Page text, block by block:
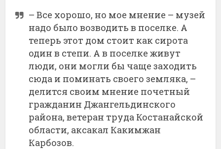
– Все хорошо, но мое мнение – музей
надо было возводить в поселке. А
теперь этот дом стоит как сирота
один в степи. А в поселке живут
люди, они могли бы чаще заходить
сюда и поминать своего земляка, –
делится своим мнение почетный
гражданин Джангельдинского
района, ветеран труда Костанайской
области, аксакал Какимжан
Карбозов.